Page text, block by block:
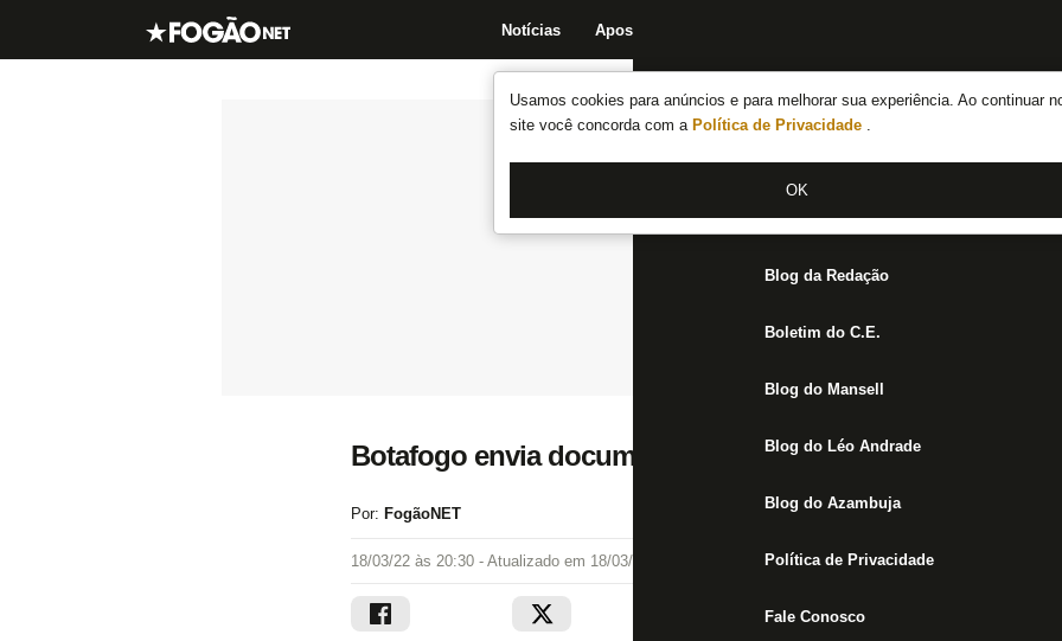
Usamos cookies para anúncios e para melhorar sua experiência. Ao continuar
site você concorda com a Política de Privacidade .
OK
Notícias Apostas
Notícias do Botafogo
Fórum
Jogos
Blog da Redação
Boletim do C.E.
Blog do Mansell
Blog do Léo Andrade
Blog do Azambuja
Política de Privacidade
Fale Conosco
Botafogo envia documento para fechar compra de Luís
Por: FogãoNET
18/03/22 às 20:30 - Atualizado em 18/03/22 às 22:41